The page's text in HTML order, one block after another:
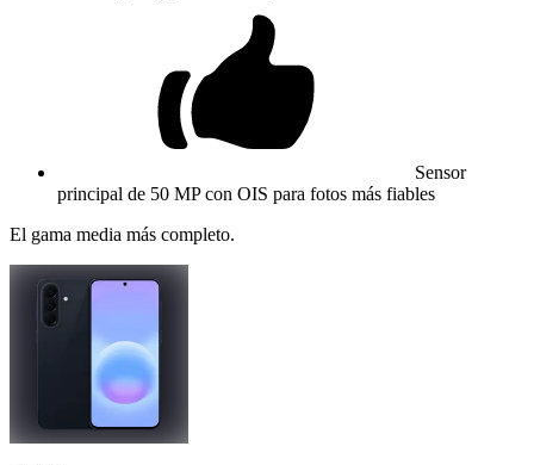
Sensor
principal de 50 MP con OIS para fotos más fiables
El gama media más completo.